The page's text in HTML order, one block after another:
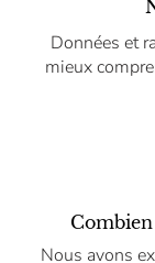
Données et
mieux
Nous avons